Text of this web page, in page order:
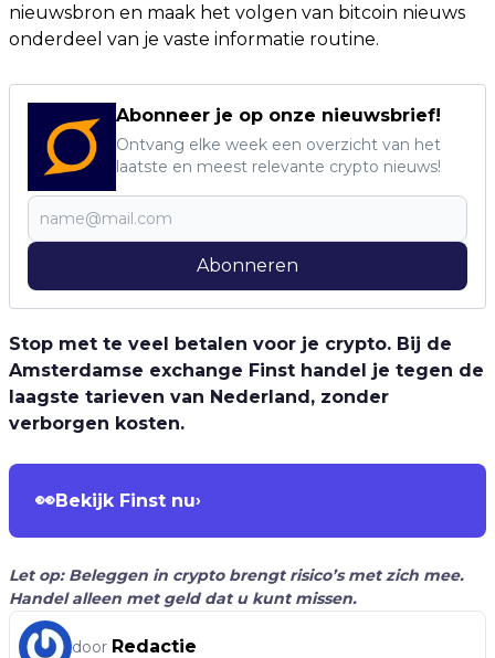
nieuwsbron en maak het volgen van bitcoin nieuws
onderdeel van je vaste informatie routine.
Abonneer je op onze nieuwsbrief!
Ontvang elke week een overzicht van het
laatste en meest relevante crypto nieuws!
Abonneren
Stop met te veel betalen voor je crypto. Bij de
Amsterdamse exchange Finst handel je tegen de
laagste tarieven van Nederland, zonder
verborgen kosten.
👀Bekijk Finst nu›
Let op: Beleggen in crypto brengt risico’s met zich mee.
Handel alleen met geld dat u kunt missen.
door Redactie